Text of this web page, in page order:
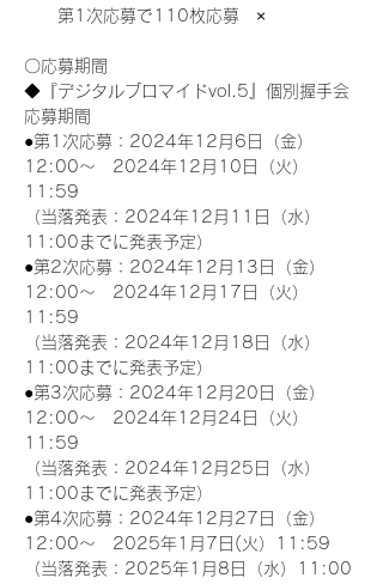
第1次応募で110枚応募　×
〇応募期間
◆『デジタルブロマイドvol.5』個別握手会
応募期間
●第1次応募：2024年12月6日（金）
12:00～　2024年12月10日（火）
11:59
（当落発表：2024年12月11日（水）
11:00までに発表予定）
●第2次応募：2024年12月13日（金）
12:00～　2024年12月17日（火）
11:59
（当落発表：2024年12月18日（水）
11:00までに発表予定）
●第3次応募：2024年12月20日（金）
12:00～　2024年12月24日（火）
11:59
（当落発表：2024年12月25日（水）
11:00までに発表予定）
●第4次応募：2024年12月27日（金）
12:00～　2025年1月7日(火）11:59
（当落発表：2025年1月8日（水）11:00